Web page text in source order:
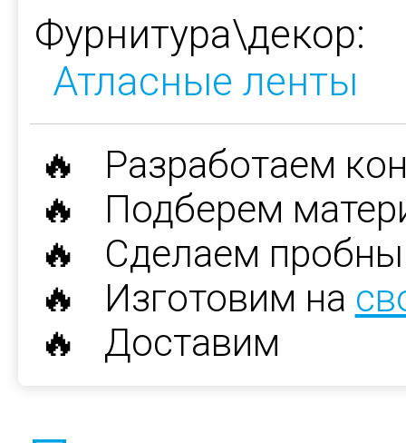
Фурнитура\декор:
Атласные ленты
🔥 Разработаем
🔥 Подберем
🔥 Сделаем
🔥 Изготовим на
🔥 Доставим